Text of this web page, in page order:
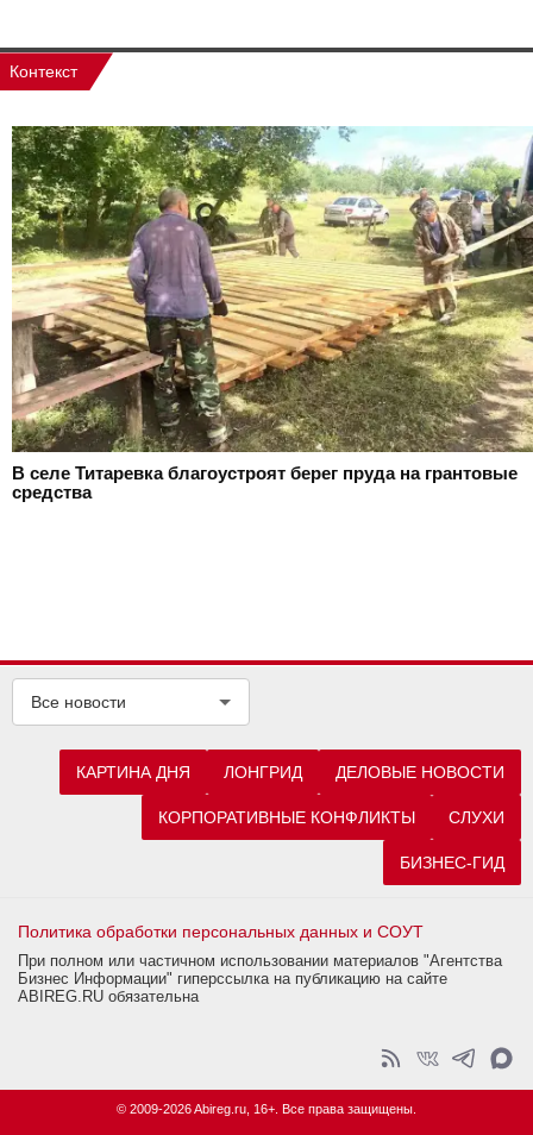
Контекст
В селе Титаревка благоустроят берег пруда на грантовые
средства
Все новости
КАРТИНА ДНЯ ЛОНГРИД ДЕЛОВЫЕ НОВОСТИ
КОРПОРАТИВНЫЕ КОНФЛИКТЫ СЛУХИ
БИЗНЕС-ГИД
Политика обработки персональных данных и СОУТ
При полном или частичном использовании материалов "Агентства
Бизнес Информации" гиперссылка на публикацию на сайте
ABIREG.RU обязательна
© 2009-2026 Abireg.ru, 16+. Все права защищены.